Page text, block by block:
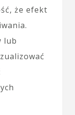
że efekt
lub